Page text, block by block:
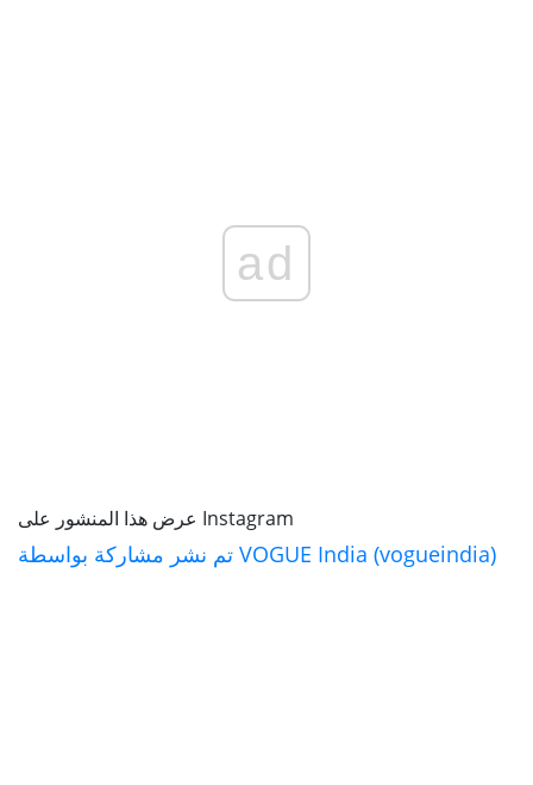
ad
عرض هذا المنشور على Instagram
تم نشر مشاركة بواسطة VOGUE India (vogueindia)